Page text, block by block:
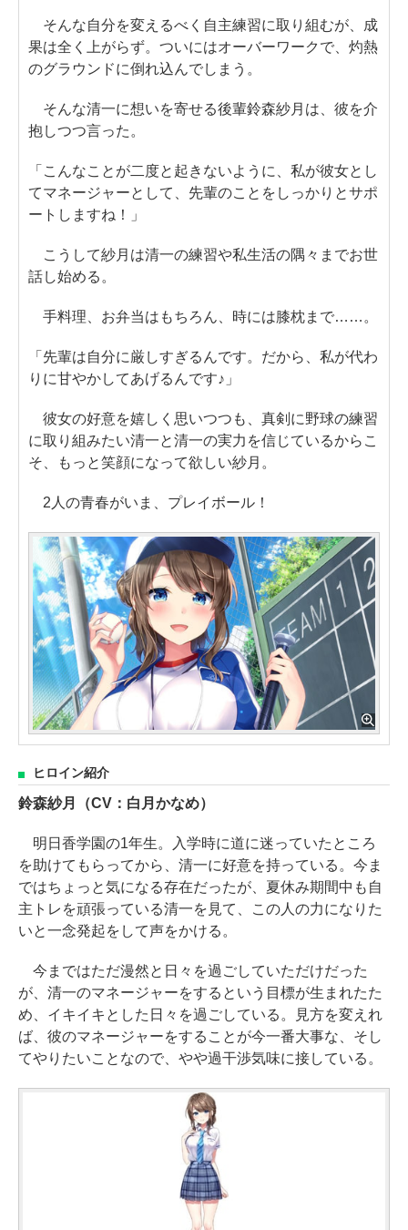
そんな自分を変えるべく自主練習に取り組むが、成
果は全く上がらず。ついにはオーバーワークで、灼熱
のグラウンドに倒れ込んでしまう。
そんな清一に想いを寄せる後輩鈴森紗月は、彼を介
抱しつつ言った。
「こんなことが二度と起きないように、私が彼女とし
てマネージャーとして、先輩のことをしっかりとサポ
ートしますね！」
こうして紗月は清一の練習や私生活の隅々までお世
話し始める。
手料理、お弁当はもちろん、時には膝枕まで……。
「先輩は自分に厳しすぎるんです。だから、私が代わ
りに甘やかしてあげるんです♪」
彼女の好意を嬉しく思いつつも、真剣に野球の練習
に取り組みたい清一と清一の実力を信じているからこ
そ、もっと笑顔になって欲しい紗月。
2人の青春がいま、プレイボール！
ヒロイン紹介
鈴森紗月（CV：白月かなめ）
明日香学園の1年生。入学時に道に迷っていたところ
を助けてもらってから、清一に好意を持っている。今ま
ではちょっと気になる存在だったが、夏休み期間中も自
主トレを頑張っている清一を見て、この人の力になりた
いと一念発起をして声をかける。
今まではただ漫然と日々を過ごしていただけだった
が、清一のマネージャーをするという目標が生まれたた
め、イキイキとした日々を過ごしている。見方を変えれ
ば、彼のマネージャーをすることが今一番大事な、そし
てやりたいことなので、やや過干渉気味に接している。